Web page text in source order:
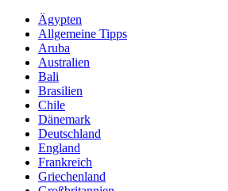
Ägypten
Allgemeine Tipps
Aruba
Australien
Bali
Brasilien
Chile
Dänemark
Deutschland
England
Frankreich
Griechenland